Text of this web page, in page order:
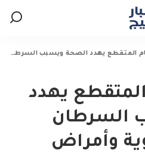
يهدد الصحة ويسبب السرطان والأوعية الدموية وأمراض القلب
يهدد
السرطان
وأمراض